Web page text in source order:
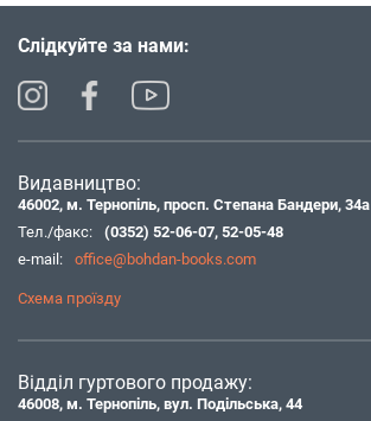
Слідкуйте за нами:
Видавництво:
46002, м. Тернопіль, просп. Степана Бандери, 34а
Тел./факс:
(0352) 52-06-07, 52-05-48
e-mail:
office@bohdan-books.com
Схема проїзду
Відділ гуртового продажу:
46008, м. Тернопіль, вул. Подільська, 44